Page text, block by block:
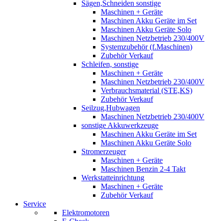
Sägen,Schneiden sonstige
Maschinen + Geräte
Maschinen Akku Geräte im Set
Maschinen Akku Geräte Solo
Maschinen Netzbetrieb 230/400V
Systemzubehör (f.Maschinen)
Zubehör Verkauf
Schleifen, sonstige
Maschinen + Geräte
Maschinen Netzbetrieb 230/400V
Verbrauchsmaterial (STE,KS)
Zubehör Verkauf
Seilzug,Hubwagen
Maschinen Netzbetrieb 230/400V
sonstige Akkuwerkzeuge
Maschinen Akku Geräte im Set
Maschinen Akku Geräte Solo
Stromerzeuger
Maschinen + Geräte
Maschinen Benzin 2-4 Takt
Werkstatteinrichtung
Maschinen + Geräte
Zubehör Verkauf
Service
Elektromotoren